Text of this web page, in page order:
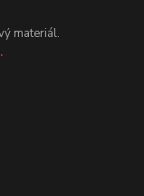
materiál.